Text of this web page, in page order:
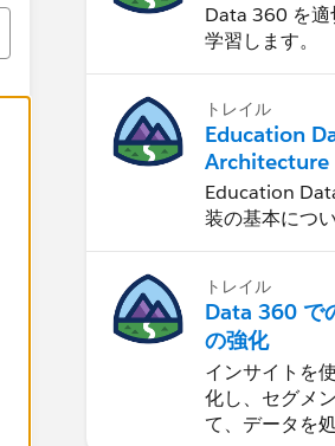
Data 360 を適
学習します。
トレイル
Education
Architecture
の管理
Education
装の基本につ
トレイル
Data 360 で
の強化
インサイトを
化し、セグメ
て、データを